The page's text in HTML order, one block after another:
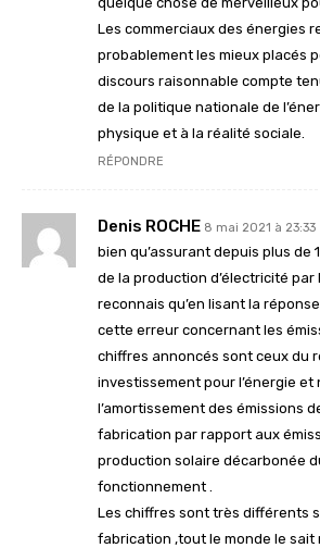
Les commerciaux des énergies
probablement les mieux placés
discours raisonnable compte
de la politique nationale de
physique et à la réalité sociale.
RÉPONDRE
Denis ROCHE 8 mai 2021 à 23:33
bien qu’assurant depuis plus de
de la production d’électricité par
reconnais qu’en lisant la
cette erreur concernant les
chiffres annoncés sont ceux du
investissement pour l’énergie et
l’amortissement des émissions
fabrication par rapport aux
production solaire décarbonée
fonctionnement .
Les chiffres sont très différents
fabrication ,tout le monde le sait